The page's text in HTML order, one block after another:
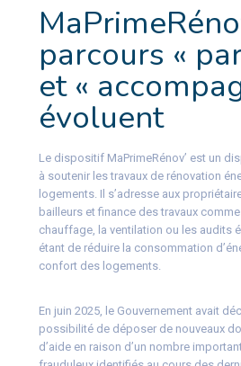
parcours «
et «
évoluent
Le dispositif MaPrimeRénov’ est un
à soutenir les travaux de rénovation
logements. Il s’adresse aux
bailleurs et finance des travaux
chauffage, la ventilation ou les audits
étant de réduire la consommation
confort des logements.
En juin 2025, le Gouvernement avait
possibilité de déposer de nouveaux
d’aide en raison d’un nombre